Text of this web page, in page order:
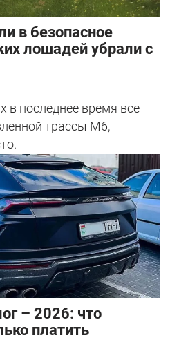
в безопасное
лошадей убрали с
в последнее время все
трассы М6,
– 2026: что
платить